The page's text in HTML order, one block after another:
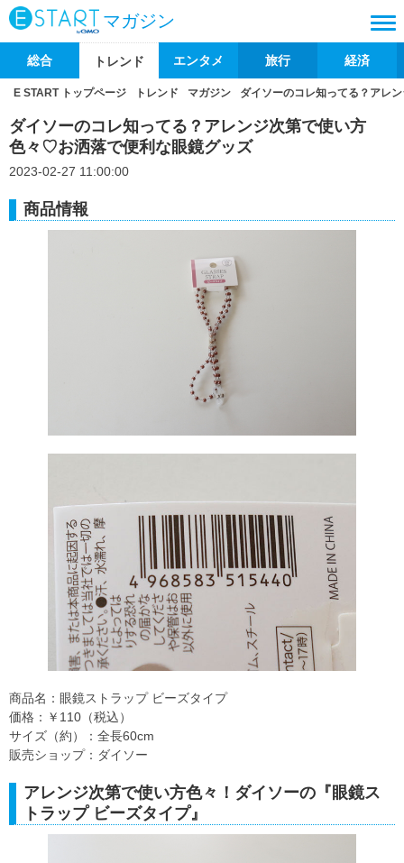
マガジン
総合 トレンド エンタメ 旅行 経済
E START トップページ トレンド マガジン ダイソーのコレ知ってる？アレ
ダイソーのコレ知ってる？アレンジ次第で使い方
色々♡お洒落で便利な眼鏡グッズ
2023-02-27 11:00:00
商品情報
商品名：眼鏡ストラップ ビーズタイプ
価格：￥110（税込）
サイズ（約）：全長60cm
販売ショップ：ダイソー
アレンジ次第で使い方色々！ダイソーの『眼鏡ス
トラップ ビーズタイプ』